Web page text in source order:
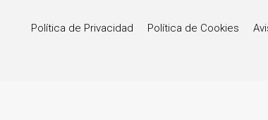
Política de Privacidad Política de Cookies